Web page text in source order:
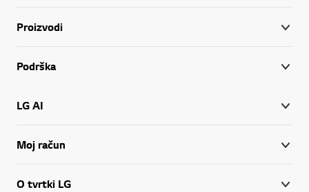
Proizvodi
Podrška
LG AI
Moj račun
O tvrtki LG